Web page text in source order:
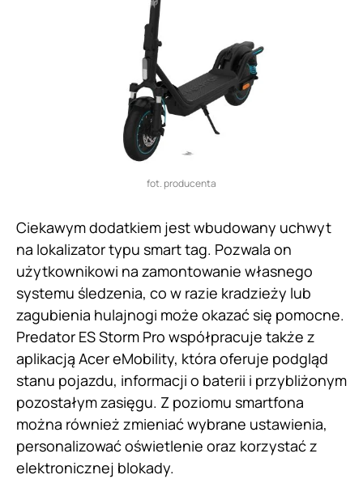
fot. producenta
Ciekawym dodatkiem jest wbudowany uchwyt
na lokalizator typu smart tag. Pozwala on
użytkownikowi na zamontowanie własnego
systemu śledzenia, co w razie kradzieży lub
zagubienia hulajnogi może okazać się pomocne.
Predator ES Storm Pro współpracuje także z
aplikacją Acer eMobility, która oferuje podgląd
stanu pojazdu, informacji o baterii i przybliżonym
pozostałym zasięgu. Z poziomu smartfona
można również zmieniać wybrane ustawienia,
personalizować oświetlenie oraz korzystać z
elektronicznej blokady.